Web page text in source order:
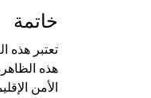
خاتمة
تعتبر هذه
هذه
الأمن